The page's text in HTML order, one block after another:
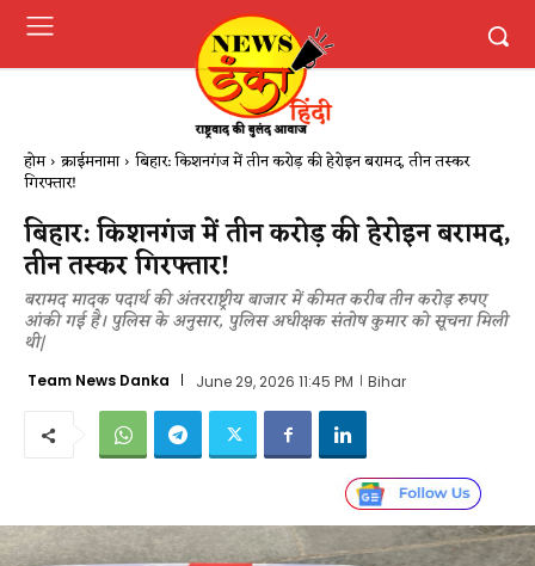
होम क्राईमनामा बिहार: किशनगंज में तीन करोड़ की हेरोइन बरामद, तीन तस्कर
गिरफ्तार!
बिहार: किशनगंज में तीन करोड़ की हेरोइन बरामद,
तीन तस्कर गिरफ्तार!
बरामद मादक पदार्थ की अंतरराष्ट्रीय बाजार में कीमत करीब तीन करोड़ रुपए
आंकी गई है। पुलिस के अनुसार, पुलिस अधीक्षक संतोष कुमार को सूचना मिली
थी|
Team News Danka June 29, 2026 11:45 PM Bihar